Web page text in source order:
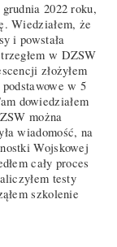
2022 roku,
Wiedziałem, że
i powstała
w DZSW
złożyłem
w 5
dowiedziałem
można
wiadomość, na
Wojskowej
cały proces
testy
szkolenie